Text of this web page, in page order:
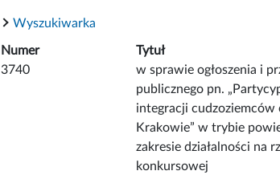
Wyszukiwarka
Numer Tytuł
3740
w sprawie ogłoszenia i
publicznego pn.
integracji
Krakowie” w trybie
zakresie działalności na
konkursowej